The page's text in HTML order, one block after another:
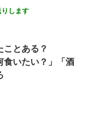
します
とある？
食いたい ？」「酒